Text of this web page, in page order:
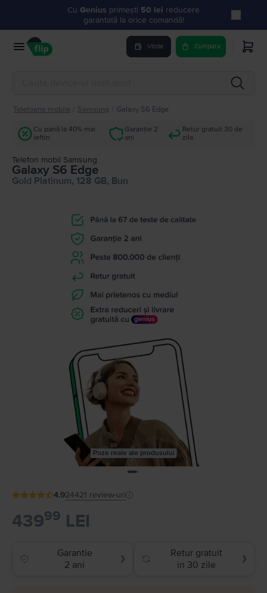
Cu Genius primești 50 lei reducere
garantată la orice comandă!
Vinde Cumpara
Telefoane mobile Samsung Galaxy S6 Edge
Cu până la 40% mai
ieftin
Garanție 2
ani
Retur gratuit 30 de
zile
Telefon mobil Samsung
Galaxy S6 Edge
Gold Platinum, 128 GB, Bun
Poze reale ale produsului
4.924421 review-uri
43999 LEI
Garantie
2 ani
❯
Retur gratuit
in 30 zile
❯